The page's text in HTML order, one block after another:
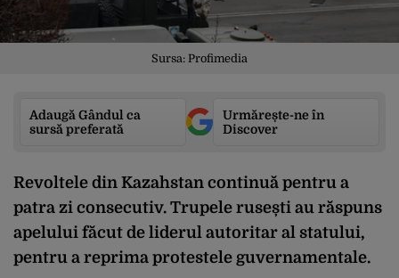
Sursa: Profimedia
Adaugă Gândul ca
sursă preferată
Urmărește-ne în
Discover
Revoltele din Kazahstan continuă pentru a
patra zi consecutiv. Trupele rusești au răspuns
apelului făcut de liderul autoritar al statului,
pentru a reprima protestele guvernamentale.